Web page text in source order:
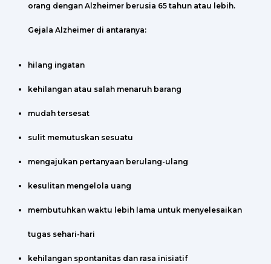
orang dengan Alzheimer berusia 65 tahun atau lebih.
Gejala Alzheimer di antaranya:
hilang ingatan
kehilangan atau salah menaruh barang
mudah tersesat
sulit memutuskan sesuatu
mengajukan pertanyaan berulang-ulang
kesulitan mengelola uang
membutuhkan waktu lebih lama untuk menyelesaikan
tugas sehari-hari
kehilangan spontanitas dan rasa inisiatif